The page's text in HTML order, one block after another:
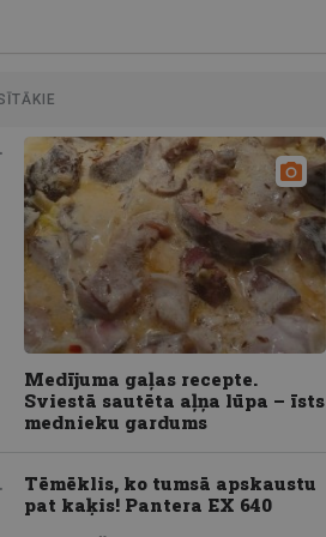
Medījuma gaļas recepte.
Sviestā sautēta aļņa lūpa – īsts
mednieku gardums
Tēmēklis, ko tumsā apskaustu
pat kaķis! Pantera EX 640